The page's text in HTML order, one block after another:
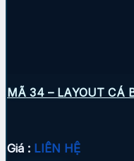
MÃ 34 – LAYOUT CÁ
Giá : LIÊN HỆ